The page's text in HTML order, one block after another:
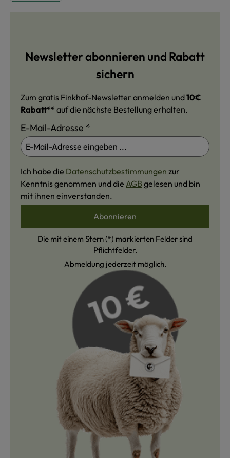
Newsletter abonnieren und Rabatt
sichern
Zum gratis Finkhof-Newsletter anmelden und10€
Rabatt** auf die nächste Bestellung erhalten.
E-Mail-Adresse *
Ich habe die Datenschutzbestimmungen zur
Kenntnis genommen und die AGB gelesen und bin
mit ihnen einverstanden.
Abonnieren
Die mit einem Stern (*) markierten Felder sind
Pflichtfelder.
Abmeldung jederzeit möglich.